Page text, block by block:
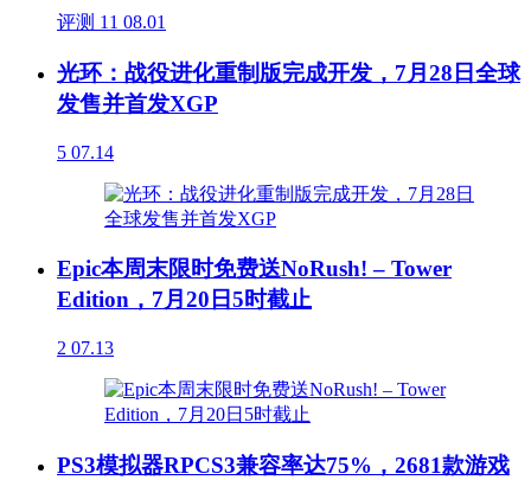
评测 11 08.01
光环：战役进化重制版完成开发，7月28日全球
发售并首发XGP
5 07.14
Epic本周末限时免费送NoRush! – Tower
Edition，7月20日5时截止
2 07.13
PS3模拟器RPCS3兼容率达75%，2681款游戏